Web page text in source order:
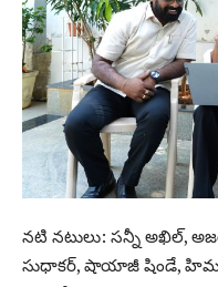
నటి నటులు: సన్నీ అఖిల్,
సుధాకర్, షాయాజీ షిండే,